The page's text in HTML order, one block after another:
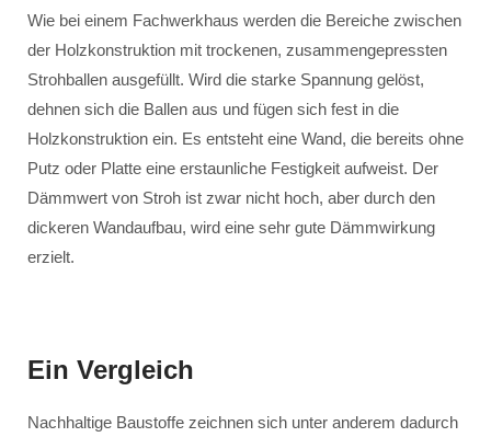
Wie bei einem Fachwerkhaus werden die Bereiche zwischen
der Holzkonstruktion mit trockenen, zusammengepressten
Strohballen ausgefüllt. Wird die starke Spannung gelöst,
dehnen sich die Ballen aus und fügen sich fest in die
Holzkonstruktion ein. Es entsteht eine Wand, die bereits ohne
Putz oder Platte eine erstaunliche Festigkeit aufweist. Der
Dämmwert von Stroh ist zwar nicht hoch, aber durch den
dickeren Wandaufbau, wird eine sehr gute Dämmwirkung
erzielt.
Ein Vergleich
Nachhaltige Baustoffe zeichnen sich unter anderem dadurch